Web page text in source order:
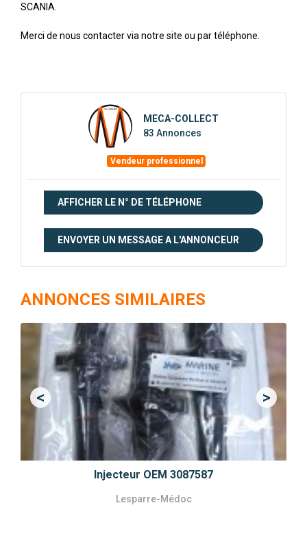
SCANIA.
Merci de nous contacter via notre site ou par téléphone.
MECA-COLLECT
83 Annonces
Vendeur professionnel
AFFICHER LE N° DE TÉLÉPHONE
ENVOYER UN MESSAGE A L'ANNONCEUR
ANNONCES SIMILAIRES
Injecteur OEM 3087587
Lesparre-Médoc
<Previous >Next